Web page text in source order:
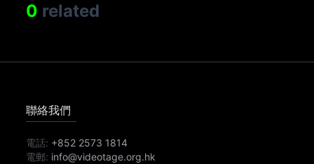
0 related
聯絡我們
電話: +852 2573 1814
電郵: info@videotage.org.hk